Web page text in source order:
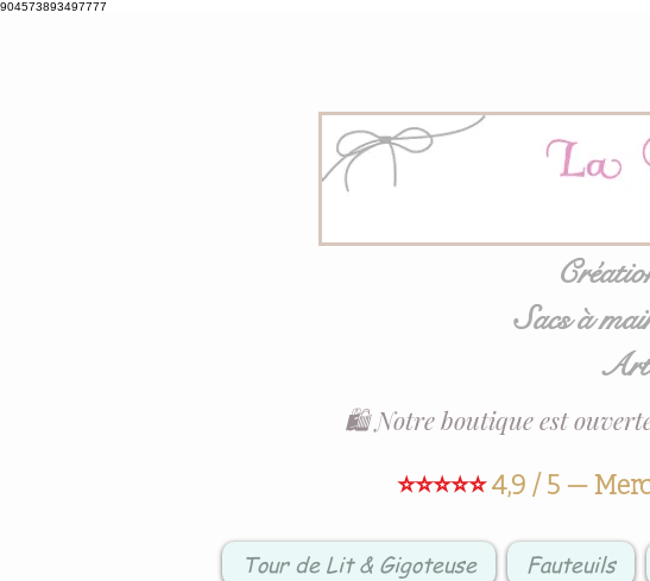
904573893497777
Sacs à
⭐⭐⭐⭐⭐4,9 / 5 —
🛍️ Notre boutique est
Tour de Lit & Gigoteuse Fauteuils